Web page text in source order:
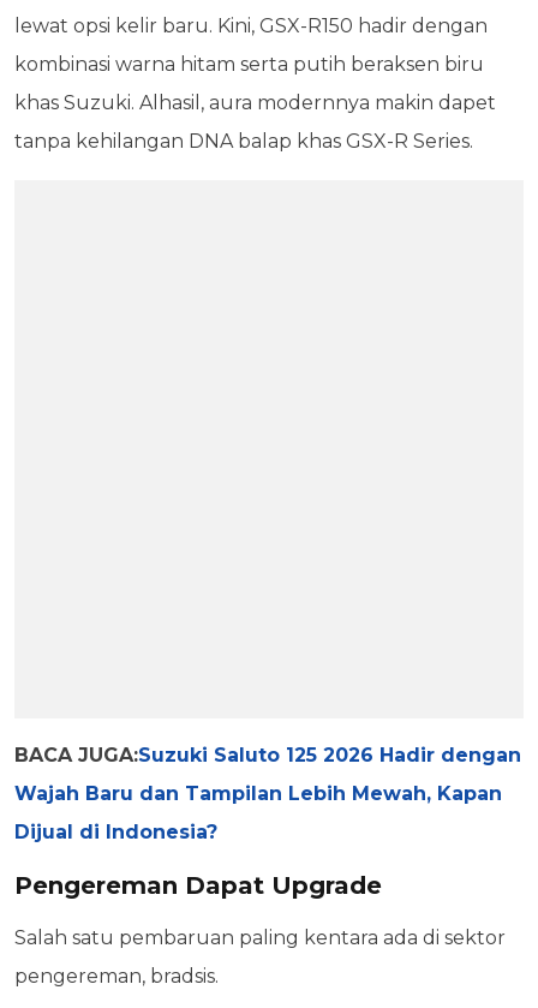
lewat opsi kelir baru. Kini, GSX-R150 hadir dengan
kombinasi warna hitam serta putih beraksen biru
khas Suzuki. Alhasil, aura modernnya makin dapet
tanpa kehilangan DNA balap khas GSX-R Series.
BACA JUGA:Suzuki Saluto 125 2026 Hadir dengan
Wajah Baru dan Tampilan Lebih Mewah, Kapan
Dijual di Indonesia?
Pengereman Dapat Upgrade
Salah satu pembaruan paling kentara ada di sektor
pengereman, bradsis.